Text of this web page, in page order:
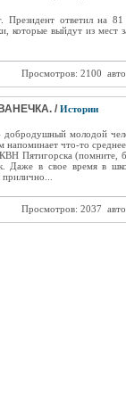
Президент ответил на
которые выйдут из мест
Просмотров: 2100
ВАНЕЧКА. / Истории
добродушный молодой
напоминает что-то
Пятигорска (помните,
Даже в свое время в
Просмотров: 2037